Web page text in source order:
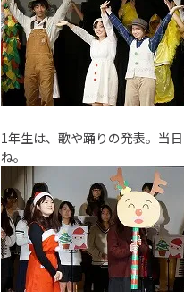
1年生は、歌や踊りの発表。当
ね。